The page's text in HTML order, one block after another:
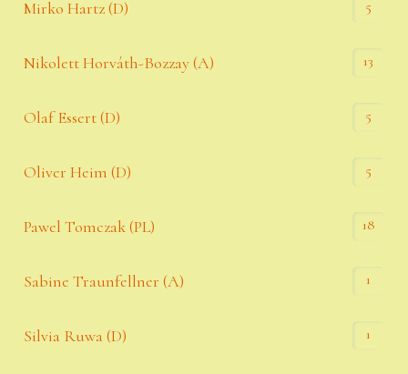
Mirko Hartz (D) 5
Nikolett Horváth-Bozzay (A) 13
Olaf Essert (D) 5
Oliver Heim (D) 5
Pawel Tomczak (PL) 18
Sabine Traunfellner (A) 1
Silvia Ruwa (D) 1